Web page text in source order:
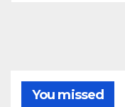
You missed